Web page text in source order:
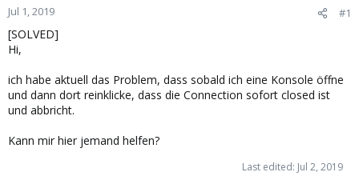
r
Jul 1, 2019 #1
[SOLVED]
Hi,
ich habe aktuell das Problem, dass sobald ich eine Konsole öffne
und dann dort reinklicke, dass die Connection sofort closed ist
und abbricht.
Kann mir hier jemand helfen?
Last edited: Jul 2, 2019